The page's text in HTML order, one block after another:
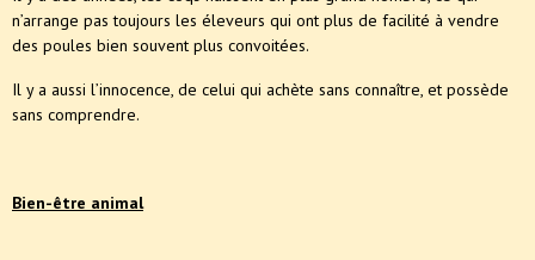
n’arrange pas toujours les éleveurs qui ont plus de facilité à vendre
des poules bien souvent plus convoitées.
Il y a aussi l’innocence, de celui qui achète sans connaître, et possède
sans comprendre.
Bien-être animal